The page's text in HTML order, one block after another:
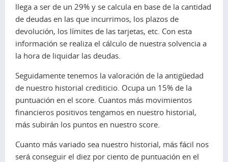
llega a ser de un 29% y se calcula en base de la cantidad
de deudas en las que incurrimos, los plazos de
devolución, los límites de las tarjetas, etc. Con esta
información se realiza el cálculo de nuestra solvencia a
la hora de liquidar las deudas.
Seguidamente tenemos la valoración de la antigüedad
de nuestro historial crediticio. Ocupa un 15% de la
puntuación en el score. Cuantos más movimientos
financieros positivos tengamos en nuestro historial,
más subirán los puntos en nuestro score.
Cuanto más variado sea nuestro historial, más fácil nos
será conseguir el diez por ciento de puntuación en el